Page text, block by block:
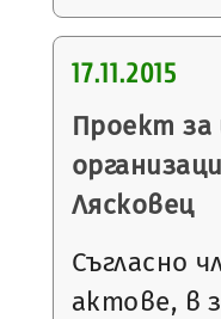
17.11.2015
Проект за
Лясковец
Съгласно
актове, в